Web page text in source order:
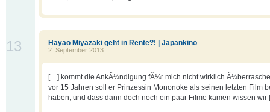
Hayao Miyazaki geht in Rente?! | Japankino
2. September 2013
13
[…] kommt die AnkÃ¼ndigung fÃ¼r mich nicht wirklich
vor 15 Jahren soll er Prinzessin Mononoke als seinen letzten Film
haben, und dass dann doch noch ein paar Filme kamen wissen